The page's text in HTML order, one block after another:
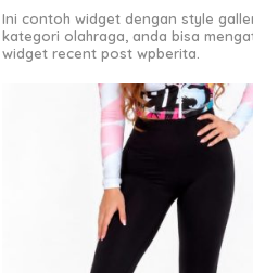
Ini contoh widget dengan style
kategori olahraga, anda bisa
widget recent post wpberita.